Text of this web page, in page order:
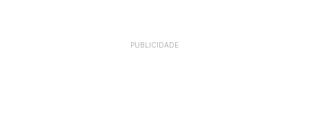
PUBLICIDADE